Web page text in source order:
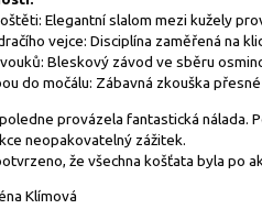
Elegantní slalom mezi kužely
vejce: Disciplína zaměřená na
Bleskový závod ve sběru
do močálu: Zábavná zkouška
provázela fantastická nálada.
neopakovatelný zážitek.
že všechna košťata byla po
Klímová